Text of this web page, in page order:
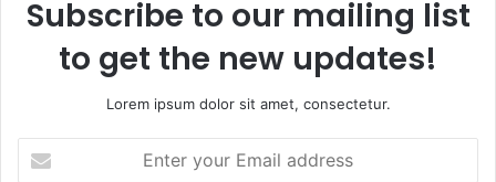
Subscribe to our mailing list
to get the new updates!
Lorem ipsum dolor sit amet, consectetur.